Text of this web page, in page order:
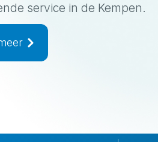
service in de Kempen.